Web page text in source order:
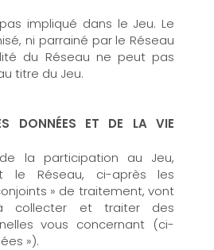
impliqué dans le Jeu. Le
ni parrainé par le Réseau
du Réseau ne peut pas
titre du Jeu.
DONNÉES ET DE LA VIE
la participation au Jeu,
le Réseau, ci-après les
» de traitement, vont
collecter et traiter des
vous concernant (ci-
»).